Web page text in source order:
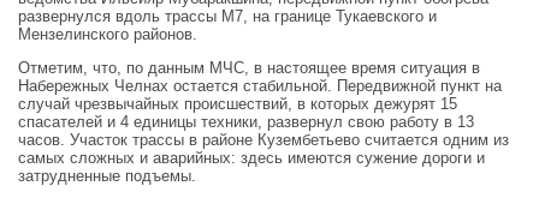
развернулся вдоль трассы М7, на границе Тукаевского и
Мензелинского районов.
Отметим, что, по данным МЧС, в настоящее время ситуация в
Набережных Челнах остается стабильной. Передвижной пункт на
случай чрезвычайных происшествий, в которых дежурят 15
спасателей и 4 единицы техники, развернул свою работу в 13
часов. Участок трассы в районе Кузембетьево считается одним из
самых сложных и аварийных: здесь имеются сужение дороги и
затрудненные подъемы.